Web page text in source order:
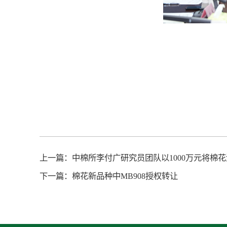
上一篇： 中棉所李付广研究员团队以1000万元将棉
下一篇： 棉花新品种中MB908授权转让